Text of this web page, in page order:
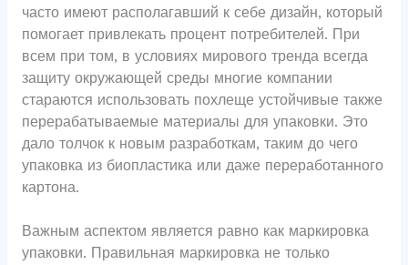
часто имеют располагавший к себе дизайн, который
помогает привлекать процент потребителей. При
всем при том, в условиях мирового тренда всегда
защиту окружающей среды многие компании
стараются использовать похлеще устойчивые также
перерабатываемые материалы для упаковки. Это
дало толчок к новым разработкам, таким до чего
упаковка из биопластика или даже переработанного
картона.
Важным аспектом является равно как маркировка
упаковки. Правильная маркировка не только